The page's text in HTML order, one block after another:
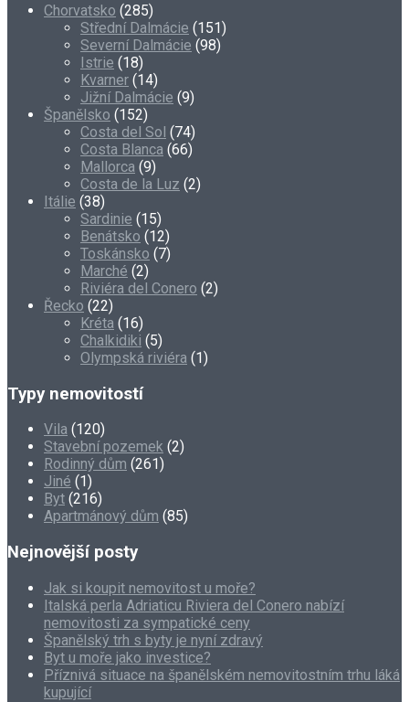
Chorvatsko (285)
Střední Dalmácie (151)
Severní Dalmácie (98)
Istrie (18)
Kvarner (14)
Jižní Dalmácie (9)
Španělsko (152)
Costa del Sol (74)
Costa Blanca (66)
Mallorca (9)
Costa de la Luz (2)
Itálie (38)
Sardinie (15)
Benátsko (12)
Toskánsko (7)
Marché (2)
Riviéra del Conero (2)
Řecko (22)
Kréta (16)
Chalkidiki (5)
Olympská riviéra (1)
Typy nemovitostí
Vila (120)
Stavební pozemek (2)
Rodinný dům (261)
Jiné (1)
Byt (216)
Apartmánový dům (85)
Nejnovější posty
Jak si koupit nemovitost u moře?
Italská perla Adriaticu Riviera del Conero nabízí
nemovitosti za sympatické ceny
Španělský trh s byty je nyní zdravý
Byt u moře jako investice?
Příznivá situace na španělském nemovitostním trhu láká
kupující